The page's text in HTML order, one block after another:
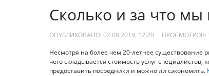
Сколько и за что
ОПУБЛИКОВАНО: 02.08.2019, 12:20 ПРОСМОТРОВ:
Несмотря на более чем 20-летнее существование
чего складывается стоимость услуг
предоставить посредники и можно ли сэкономить.